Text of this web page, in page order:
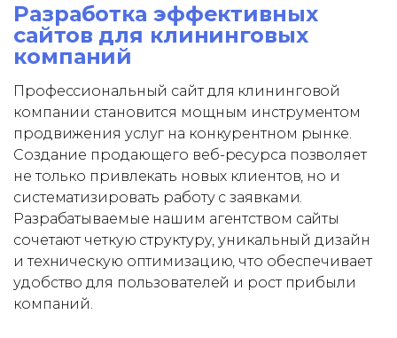
Разработка эффективных
сайтов для клининговых
компаний
Профессиональный сайт для клининговой
компании становится мощным инструментом
продвижения услуг на конкурентном рынке.
Создание продающего веб-ресурса позволяет
не только привлекать новых клиентов, но и
систематизировать работу с заявками.
Разрабатываемые нашим агентством сайты
сочетают четкую структуру, уникальный дизайн
и техническую оптимизацию, что обеспечивает
удобство для пользователей и рост прибыли
компаний.